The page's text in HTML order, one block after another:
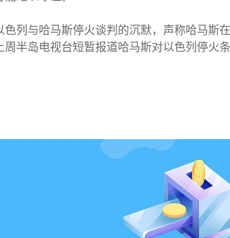
色列与哈马斯停火谈判的沉默，声称哈马斯
半岛电视台短暂报道哈马斯对以色列停火